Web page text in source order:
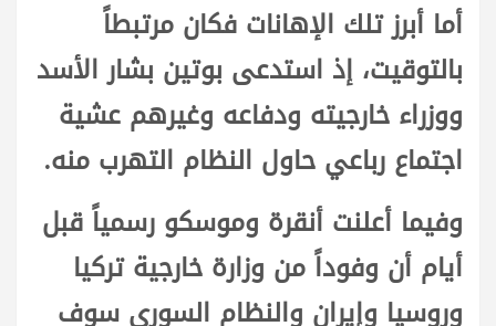
أما أبرز تلك الإهانات فكان مرتبطاً
بالتوقيت، إذ استدعى بوتين بشار الأسد
ووزراء خارجيته ودفاعه وغيرهم عشية
اجتماع رباعي حاول النظام التهرب منه.
وفيما أعلنت أنقرة وموسكو رسمياً قبل
أيام أن وفوداً من وزارة خارجية تركيا
وروسيا وإيران والنظام السوري سوف